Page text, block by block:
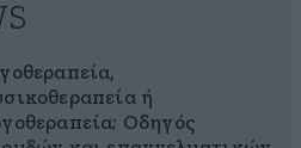
ή
Οδηγός